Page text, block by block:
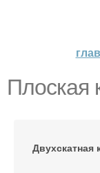
Плоская
Двухскатная